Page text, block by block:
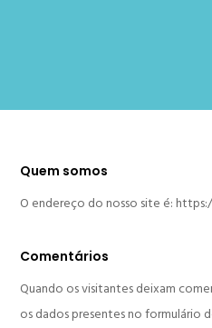
Quem somos
O endereço do nosso site é:
Comentários
Quando os visitantes deixam
os dados presentes no formulário